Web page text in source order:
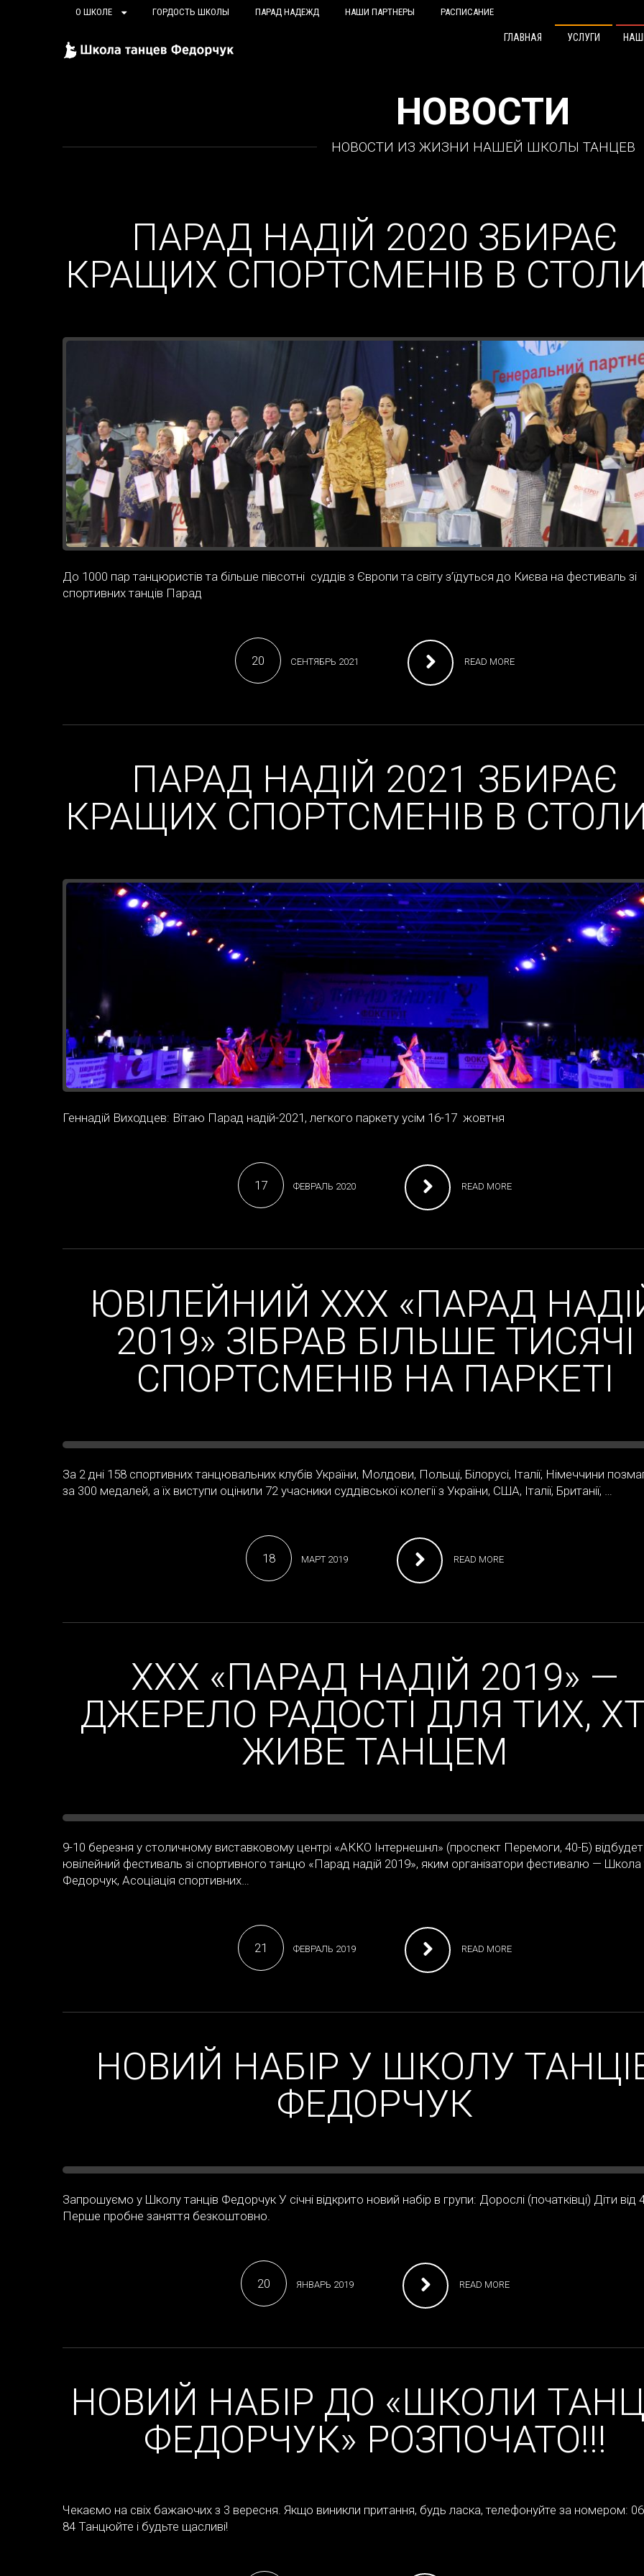
О ШКОЛЕ ГОРДОСТЬ ШКОЛЫ ПАРАД НАДЕЖД НАШИ ПАРТНЕРЫ РАСПИСАНИЕ
ГЛАВНАЯ УСЛУГИ
НОВОСТИ
НОВОСТИ ИЗ ЖИЗНИ НАШЕЙ ШКОЛЫ ТАНЦЕВ
ПАРАД НАДІЙ 2020 ЗБИРАЄ
КРАЩИХ СПОРТСМЕНІВ В
До 1000 пар танцюристів та більше півсотні суддів з Європи та світу з’їдуться до Києва на фестиваль зі
спортивних танців Парад
20 СЕНТЯБРЬ 2021 READ MORE
ПАРАД НАДІЙ 2021 ЗБИРАЄ
КРАЩИХ СПОРТСМЕНІВ В
Геннадій Виходцев: Вітаю Парад надій-2021, легкого паркету усім 16-17 жовтня
17 ФЕВРАЛЬ 2020 READ MORE
ЮВІЛЕЙНИЙ ХХХ «ПАРАД
2019» ЗІБРАВ БІЛЬШЕ ТИСЯЧІ
СПОРТСМЕНІВ НА ПАРКЕТІ
За 2 дні 158 спортивних танцювальних клубів України, Молдови, Польщі, Білорусі, Італії, Німеччини
за 300 медалей, а їх виступи оцінили 72 учасники суддівської колегії з України, США, Італії, Британії, …
18 МАРТ 2019 READ MORE
ХХХ «ПАРАД НАДІЙ 2019» —
ДЖЕРЕЛО РАДОСТІ ДЛЯ ТИХ,
ЖИВЕ ТАНЦЕМ
9-10 березня у столичному виставковому центрі «АККО Інтернешнл» (проспект Перемоги, 40-Б)
ювілейний фестиваль зі спортивного танцю «Парад надій 2019», яким організатори фестивалю — Школа
Федорчук, Асоціація спортивних…
21 ФЕВРАЛЬ 2019 READ MORE
НОВИЙ НАБІР У ШКОЛУ
ФЕДОРЧУК
Запрошуємо у Школу танців Федорчук У січні відкрито новий набір в групи: Дорослі (початківці) Діти від
Перше пробне заняття безкоштовно.
20 ЯНВАРЬ 2019 READ MORE
НОВИЙ НАБІР ДО «ШКОЛИ
ФЕДОРЧУК» РОЗПОЧАТО!!!
Чекаємо на свіх бажаючих з 3 вересня. Якщо виникли притання, будь ласка, телефонуйте за номером:
84 Танцюйте і будьте щасливі!